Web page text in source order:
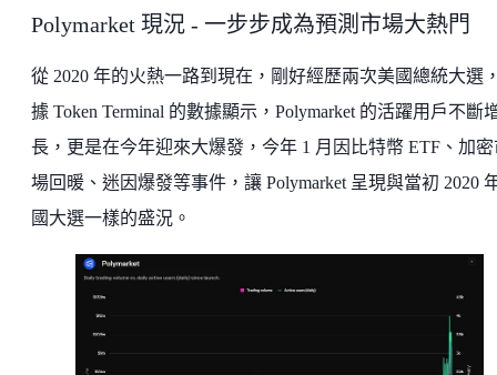
Polymarket 現況 - 一步步成為預測市場大熱門
從 2020 年的火熱一路到現在，剛好經歷兩次美國總統大選
據 Token Terminal 的數據顯示，Polymarket 的活躍用戶不斷
長，更是在今年迎來大爆發，今年 1 月因比特幣 ETF、加密
場回暖、迷因爆發等事件，讓 Polymarket 呈現與當初 2020
國大選一樣的盛況。